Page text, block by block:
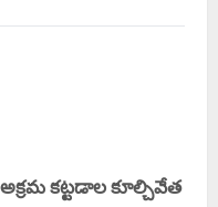
కట్టడాల కూల్చివేత